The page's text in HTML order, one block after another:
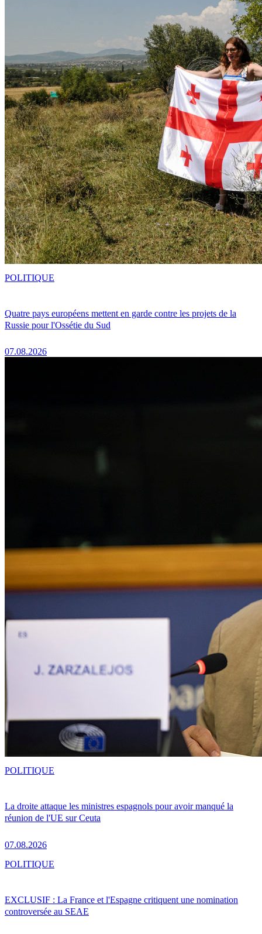
Quatre pays européens mettent en garde contre les projets de la
Russie pour l'Ossétie du Sud
07.08.2026
POLITIQUE
La droite attaque les ministres espagnols pour avoir manqué la
réunion de l'UE sur Ceuta
07.08.2026
POLITIQUE
EXCLUSIF : La France et l'Espagne critiquent une nomination
controversée au SEAE
POLITIQUE